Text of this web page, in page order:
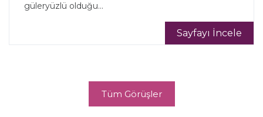
güleryüzlü olduğu...
Sayfayı İncele
Tüm Görüşler